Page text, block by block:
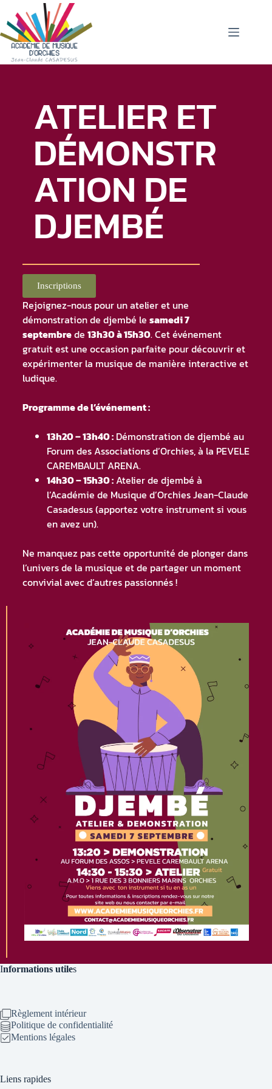
ATELIER ET
DÉMONSTR
ATION DE
DJEMBÉ
Inscriptions
Rejoignez-nous pour un atelier et une
démonstration de djembé le samedi 7
septembrede 13h30 à 15h30. Cet événement
gratuit est une occasion parfaite pour découvrir et
expérimenter la musique de manière interactive et
ludique.
Programme de l’événement :
13h20 – 13h40 : Démonstration de djembé au
Forum des Associations d’Orchies, à la PEVELE
CAREMBAULT ARENA.
14h30 – 15h30 :Atelier de djembé à
l’Académie de Musique d’Orchies Jean-Claude
Casadesus (apportez votre instrument si vous
en avez un).
Ne manquez pas cette opportunité de plonger dans
l’univers de la musique et de partager un moment
convivial avec d’autres passionnés !
Informations utiles
Règlement intérieur
Politique de confidentialité
Mentions légales
Liens rapides